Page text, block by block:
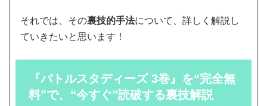
それでは、その裏技的手法について、詳しく解説し
ていきたいと思います！
『バトルスタディーズ 3巻』を“完全無
料”で、“今すぐ”読破する裏技解説